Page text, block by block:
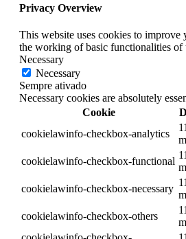
Privacy Overview
This website uses cookies to improve
the working of basic functionalities of
Necessary
Necessary
Sempre ativado
Necessary cookies are absolutely
Cookie
cookielawinfo-checkbox-analytics
11
cookielawinfo-checkbox-functional
11
cookielawinfo-checkbox-necessary
11
cookielawinfo-checkbox-others
11